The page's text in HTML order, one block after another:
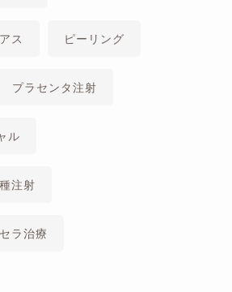
ス ピーリング
プラセンタ注射
ル
注射
ラ治療